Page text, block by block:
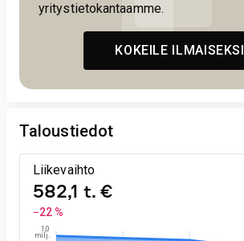
yritystietokantaamme.
KOKEILE ILMAISEKSI
Taloustiedot
Liikevaihto
582,1 t. €
−22 %
1,0
milj.